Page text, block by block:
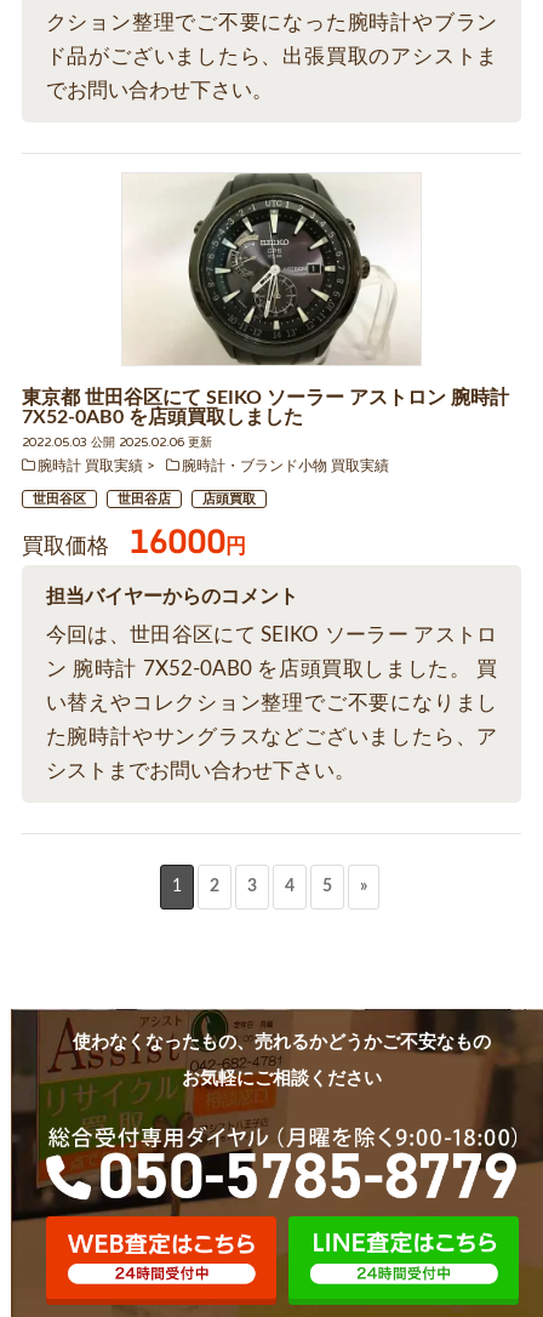
クション整理でご不要になった腕時計やブラン
ド品がございましたら、出張買取のアシストま
でお問い合わせ下さい。
東京都 世田谷区にて SEIKO ソーラー アストロン 腕時計
7X52-0AB0 を店頭買取しました
2022.05.03 公開 2025.02.06 更新
腕時計 買取実績
腕時計・ブランド小物 買取実績
世田谷区 世田谷店 店頭買取
買取価格 16000円
担当バイヤーからのコメント
今回は、世田谷区にて SEIKO ソーラー アストロ
ン 腕時計 7X52-0AB0 を店頭買取しました。 買
い替えやコレクション整理でご不要になりまし
た腕時計やサングラスなどございましたら、ア
シストまでお問い合わせ下さい。
1 2 3 4 5 »
使わなくなったもの、売れるかどうかご不安なもの
お気軽にご相談ください